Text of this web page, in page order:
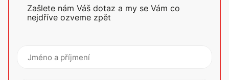
Zašlete nám Váš dotaz a my se Vám co
nejdříve ozveme zpět